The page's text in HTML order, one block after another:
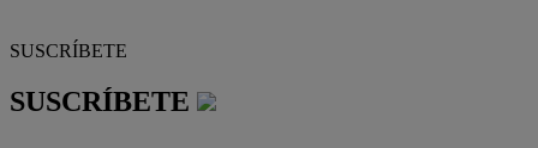
SUSCRÍBETE
SUSCRÍBETE